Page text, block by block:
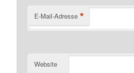
E-Mail-Adresse *
Website